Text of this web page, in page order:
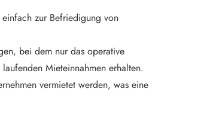
zur Befriedigung von
bei dem nur das operative
Mieteinnahmen erhalten.
vermietet werden, was eine